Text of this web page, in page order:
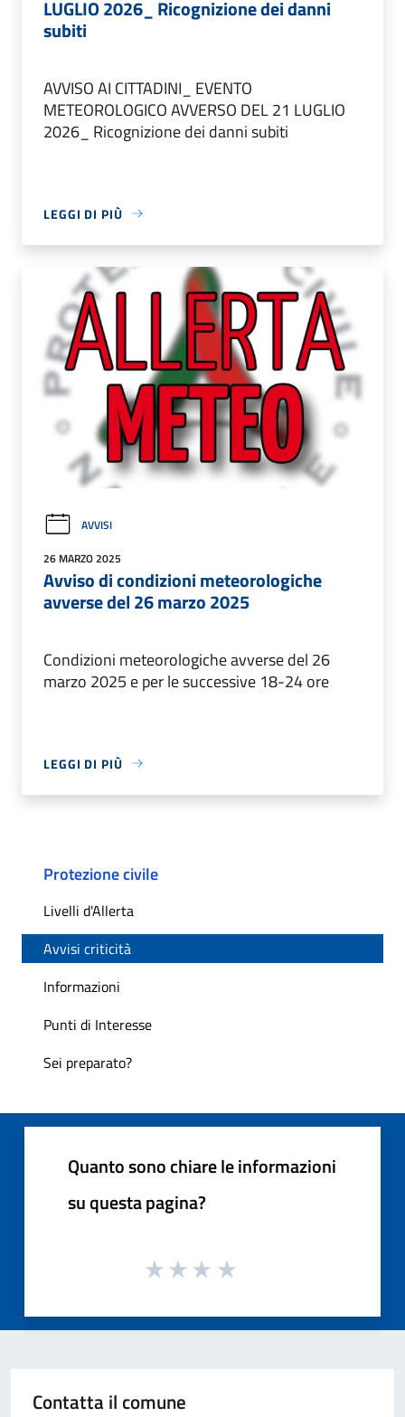
LUGLIO 2026_ Ricognizione dei danni
subiti
AVVISO AI CITTADINI_ EVENTO
METEOROLOGICO AVVERSO DEL 21 LUGLIO
2026_ Ricognizione dei danni subiti
LEGGI DI PIÙ
AVVISI
26 MARZO 2025
Avviso di condizioni meteorologiche
avverse del 26 marzo 2025
Condizioni meteorologiche avverse del 26
marzo 2025 e per le successive 18-24 ore
LEGGI DI PIÙ
Protezione civile
Livelli d'Allerta
Avvisi criticità
Informazioni
Punti di Interesse
Sei preparato?
Quanto sono chiare le informazioni
su questa pagina?
Contatta il comune